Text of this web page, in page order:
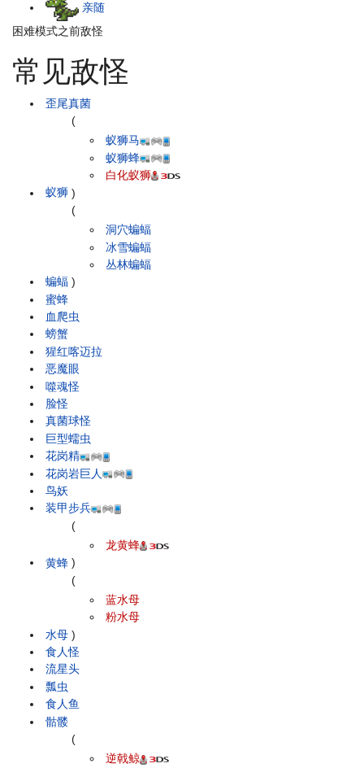
亲随
困难模式之前敌怪
常见敌怪
歪尾真菌
蚁狮
(
蚁狮马
蚁狮蜂
白化蚁狮
)
蝙蝠
(
洞穴蝙蝠
冰雪蝙蝠
丛林蝙蝠
)
蜜蜂
血爬虫
螃蟹
猩红喀迈拉
恶魔眼
噬魂怪
脸怪
真菌球怪
巨型蠕虫
花岗精
花岗岩巨人
鸟妖
装甲步兵
黄蜂
(
龙黄蜂
)
水母
(
蓝水母
粉水母
)
食人怪
流星头
瓢虫
食人鱼
骷髅
(
逆戟鲸